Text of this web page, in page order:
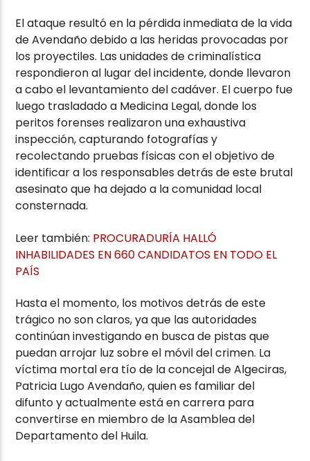
El ataque resultó en la pérdida inmediata de la vida
de Avendaño debido a las heridas provocadas por
los proyectiles. Las unidades de criminalística
respondieron al lugar del incidente, donde llevaron
a cabo el levantamiento del cadáver. El cuerpo fue
luego trasladado a Medicina Legal, donde los
peritos forenses realizaron una exhaustiva
inspección, capturando fotografías y
recolectando pruebas físicas con el objetivo de
identificar a los responsables detrás de este brutal
asesinato que ha dejado a la comunidad local
consternada.
Leer también: PROCURADURÍA HALLÓ
INHABILIDADES EN 660 CANDIDATOS EN TODO EL
PAÍS
Hasta el momento, los motivos detrás de este
trágico no son claros, ya que las autoridades
continúan investigando en busca de pistas que
puedan arrojar luz sobre el móvil del crimen. La
víctima mortal era tío de la concejal de Algeciras,
Patricia Lugo Avendaño, quien es familiar del
difunto y actualmente está en carrera para
convertirse en miembro de la Asamblea del
Departamento del Huila.